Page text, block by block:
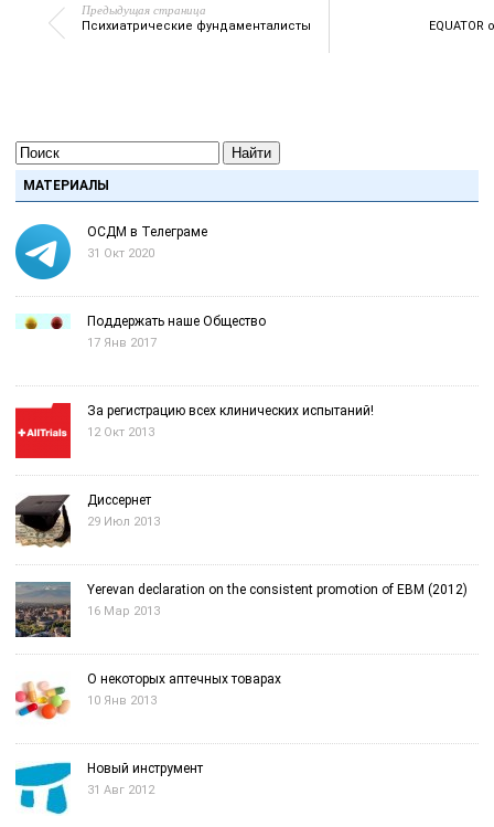
Предыдущая страница
Психиатрические фундаменталисты
Найти
МАТЕРИАЛЫ
ОСДМ в Телеграме
31 Окт 2020
Поддержать наше Общество
17 Янв 2017
За регистрацию всех клинических испытаний!
12 Окт 2013
Диссернет
29 Июл 2013
Yerevan declaration on the consistent promotion of EBM (2012)
16 Мар 2013
О некоторых аптечных товарах
10 Янв 2013
Новый инструмент
31 Авг 2012